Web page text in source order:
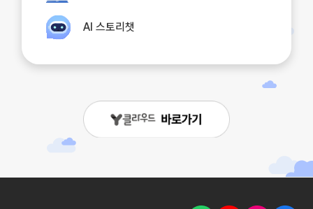
AI 스토리챗